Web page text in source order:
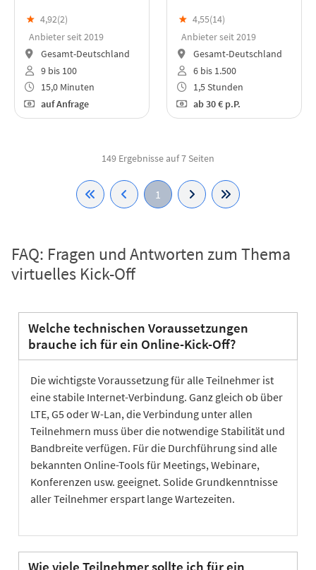
★ 4,92(2)
Anbieter seit 2019
Gesamt-Deutschland
9 bis 100
15,0 Minuten
auf Anfrage
★ 4,55(14)
Anbieter seit 2019
Gesamt-Deutschland
6 bis 1.500
1,5 Stunden
ab30 € p.P.
149 Ergebnisse auf 7 Seiten
1
FAQ: Fragen und Antworten zum Thema
virtuelles Kick-Off
Welche technischen Voraussetzungen
brauche ich für ein Online-Kick-Off?
Die wichtigste Voraussetzung für alle Teilnehmer ist
eine stabile Internet-Verbindung. Ganz gleich ob über
LTE, G5 oder W-Lan, die Verbindung unter allen
Teilnehmern muss über die notwendige Stabilität und
Bandbreite verfügen. Für die Durchführung sind alle
bekannten Online-Tools für Meetings, Webinare,
Konferenzen usw. geeignet. Solide Grundkenntnisse
aller Teilnehmer erspart lange Wartezeiten.
Wie viele Teilnehmer sollte ich für ein